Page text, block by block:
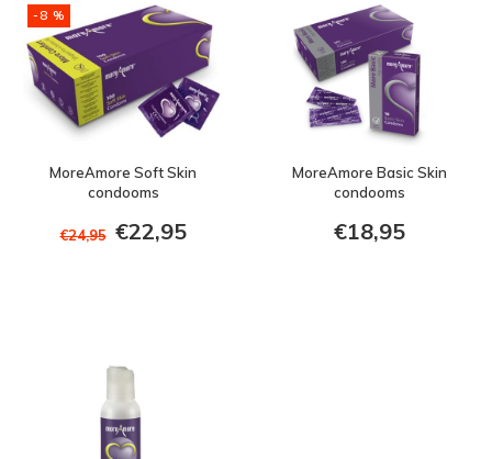
-8 %
MoreAmore Soft Skin
condooms
€24,95 €22,95
MoreAmore Basic Skin
condooms
€18,95